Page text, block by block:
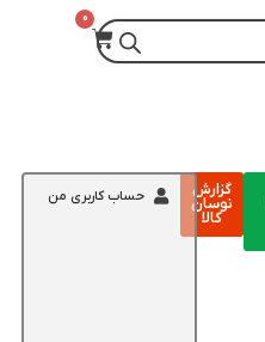
گزارش
نوسان
کالا
حساب کاربری من